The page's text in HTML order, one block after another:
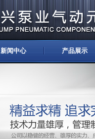
新闻中心 产品展示